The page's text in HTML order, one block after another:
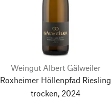
Weingut Albert Gälweiler
Roxheimer Höllenpfad Riesling
trocken, 2024